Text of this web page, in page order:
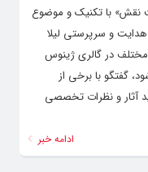
نقش» با تکنیک و موضوع
و سرپرستی لیلا
مختلف در گالری ژینوس
گفتگو با برخی از
آثار و نظرات تخصصی
ادامه خبر